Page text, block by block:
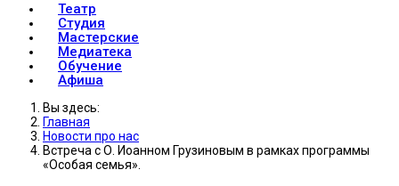
Театр
Студия
Мастерские
Медиатека
Обучение
Афиша
Вы здесь:
Главная
Новости про нас
Встреча с О. Иоанном Грузиновым в рамках программы
«Особая семья».